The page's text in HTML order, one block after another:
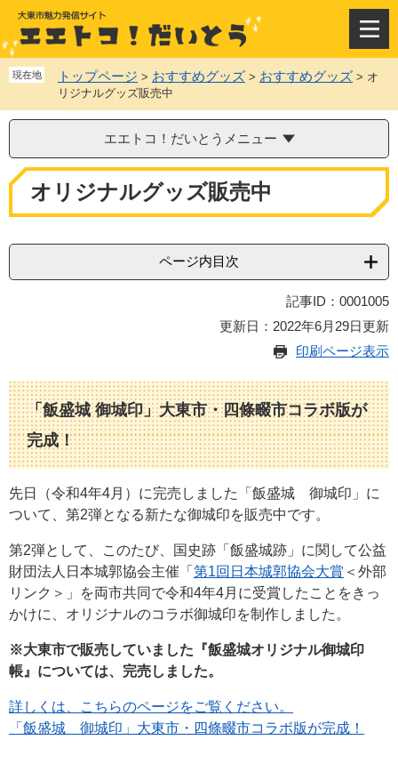
ジ
の
先
で
。
ュ
ー
を
ば
て
本
へ
メ
ニ
ュ
ー
現在地 トップページ > おすすめグッズ > おすすめグッズ > オ
リジナルグッズ販売中
エエトコ！だいとうメニュー
本
オリジナルグッズ販売中
ページ内目次
記事ID：0001005
更新日：2022年6月29日更新
印刷ページ表示
「飯盛城 御城印」大東市・四條畷市コラボ版が
完成！​
先日（令和4年4月）に完売しました「飯盛城 御城印」に
ついて、第2弾となる新たな御城印を販売中です。
第2弾として、このたび、国史跡「飯盛城跡」に関して公益
財団法人日本城郭協会主催「 第1回日本城郭協会大賞 ＜外部
リンク＞ 」を両市共同で令和4年4月に受賞したことをきっ
かけに、オリジナルのコラボ御城印を制作しました。
※大東市で販売していました『飯盛城オリジナル御城印
帳』については、完売しました。
詳しくは、こちらのページをご覧ください。
「飯盛城 御城印」大東市・四條畷市コラボ版が完成！